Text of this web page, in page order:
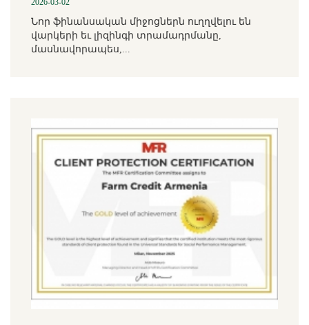
2026-03-02
Նոր ֆինանսական միջոցներն ուղղվելու են
վարկերի եւ լիզինգի տրամադրմանը,
մասնավորապես,...